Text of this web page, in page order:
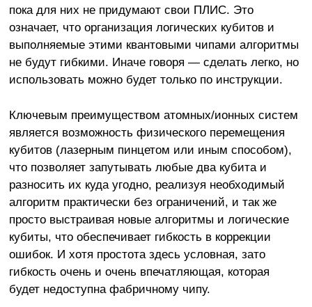
пока для них не придумают свои ПЛИС. Это
означает, что организация логических кубитов и
выполняемые этими квантовыми чипами алгоритмы
не будут гибкими. Иначе говоря — сделать легко, но
использовать можно будет только по инструкции.
Ключевым преимуществом атомных/ионных систем
является возможность физического перемещения
кубитов (лазерным пинцетом или иным способом),
что позволяет запутывать любые два кубита и
разносить их куда угодно, реализуя необходимый
алгоритм практически без ограничений, и так же
просто выстраивая новые алгоритмы и логические
кубиты, что обеспечивает гибкость в коррекции
ошибок. И хотя простота здесь условная, зато
гибкость очень и очень впечатляющая, которая
будет недоступна фабричному чипу.